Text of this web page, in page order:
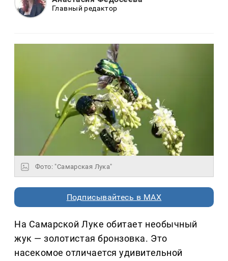
Главный редактор
Фото: "Самарская Лука"
Подписывайтесь в MAX
На Самарской Луке обитает необычный
жук — золотистая бронзовка. Это
насекомое отличается удивительной